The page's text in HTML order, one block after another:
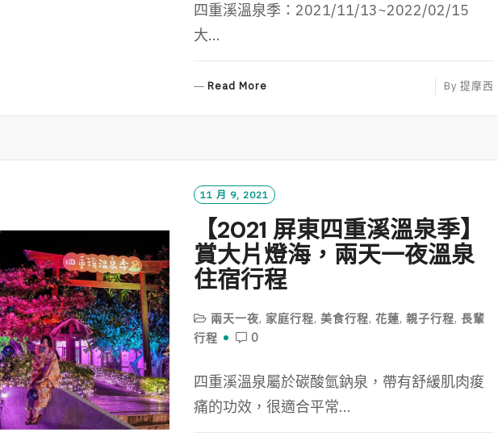
四重溪溫泉季：2021/11/13~2022/02/15
大...
Read More
R
By 提摩西
11 月 9, 2021
【2021 屏東四重溪溫泉季】
賞大片燈海，兩天一夜溫泉
住宿行程
兩天一夜, 家庭行程,美食行程,花蓮,親子行程,長輩
行程
0
四重溪溫泉屬於碳酸氫鈉泉，帶有舒緩肌肉痠
痛的功效，很適合平常...